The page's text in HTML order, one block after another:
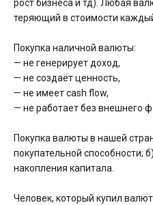
рост бизнеса и тд). Любая
теряющий в стоимости
Покупка наличной валюты:
— не генерирует доход,
— не создаёт ценность,
— не имеет cash flow,
— не работает без внешнего
Покупка валюты в нашей
покупательной способности;
накопления капитала.
Человек, который купил